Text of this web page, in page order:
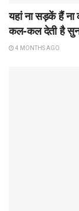
यहां ना सड़कें हैं ना
कल-कल देती है
4 MONTHS AGO